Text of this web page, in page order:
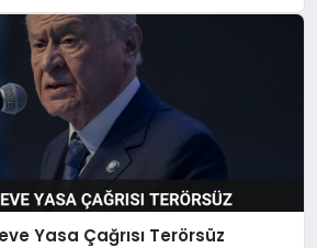
Yasa Çağrısı Terörsüz